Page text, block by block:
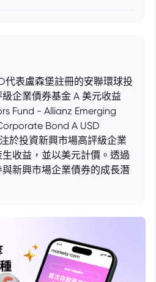
代表盧森堡註冊的安聯環球投
企業債券基金 A 美元收益
Fund - Allianz Emerging
Bond A USD
於投資新興市場高評級企業
收益，並以美元計價。透過
新興市場企業債券的成長潛